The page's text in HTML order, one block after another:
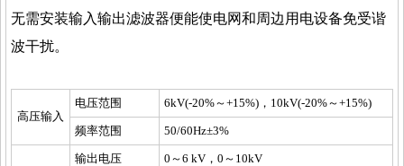
无需安装输入输出滤波器便能使电网和周边用电设备免受谐
波干扰。
高压输入
电压范围 6kV(-20%～+15%)，10kV(-20%～+15%)
频率范围 50/60Hz±3%
输出电压 0～6 kV，0～10kV